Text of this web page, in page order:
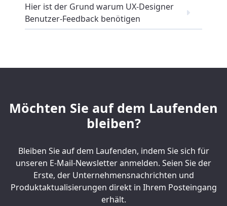
Hier ist der Grund warum UX-Designer
Benutzer-Feedback benötigen
Möchten Sie auf dem Laufenden
bleiben?
Bleiben Sie auf dem Laufenden, indem Sie sich für
unseren E-Mail-Newsletter anmelden. Seien Sie der
Erste, der Unternehmensnachrichten und
Produktaktualisierungen direkt in Ihrem Posteingang
erhält.